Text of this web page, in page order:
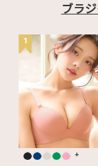
ブラ
1
+